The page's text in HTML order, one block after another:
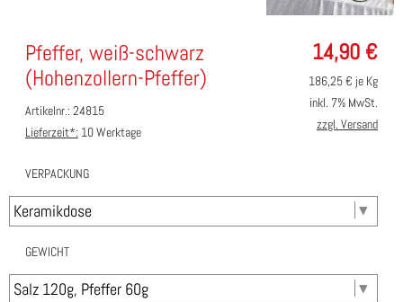
14,90 €
Pfeffer, weiß-schwarz
(Hohenzollern-Pfeffer)
Artikelnr.: 24815
Lieferzeit*: 10 Werktage
186,25€ je Kg
inkl. 7% MwSt.
zzgl. Versand
VERPACKUNG
GEWICHT